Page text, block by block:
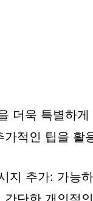
더욱 특별하게
가적인 팁을 활
지 추가: 가능